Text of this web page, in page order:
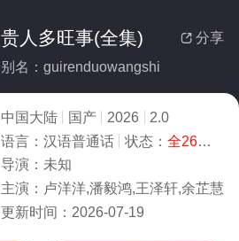
 分享
贵人多旺事(全集)
别名：guirenduowangshi
中国大陆 国产 2026
2.0
语言： 汉语普通话 状态： 全26集
导演： 未知
主演： 卢洋洋,潘毅鸿,王泽轩,余芷慧
更新时间： 2026-07-19